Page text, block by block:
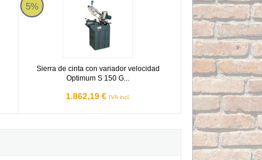
5%
Sierra de cinta con variador velocidad
Optimum S 150 G...
1.862,19 € IVA incl.